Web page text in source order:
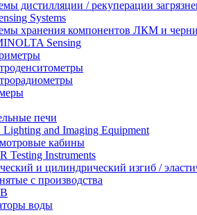
дистилляции / рекуперации
Systems
хранения компонентов ЛКМ и
Sensing
печи
and Imaging Equipment
кабины
Testing Instruments
и цилиндрический изгиб /
с производства
воды